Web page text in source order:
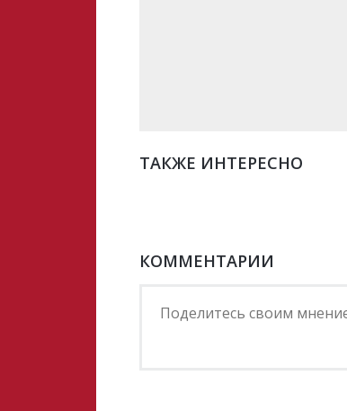
ТАКЖЕ ИНТЕРЕСНО
КОММЕНТАРИИ